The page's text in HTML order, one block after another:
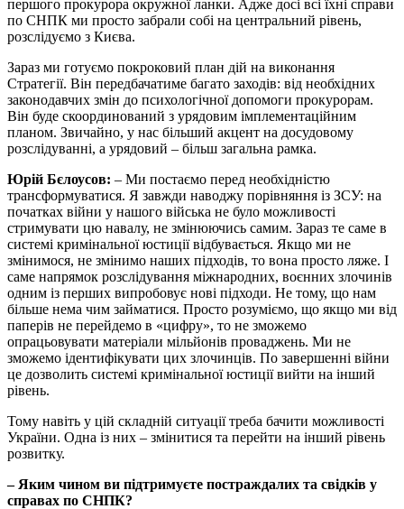
першого прокурора окружної ланки. Адже досі всі їхні справи
по СНПК ми просто забрали собі на центральний рівень,
розслідуємо з Києва.
Зараз ми готуємо покроковий план дій на виконання
Стратегії. Він передбачатиме багато заходів: від необхідних
законодавчих змін до психологічної допомоги прокурорам.
Він буде скоординований з урядовим імплементаційним
планом. Звичайно, у нас більший акцент на досудовому
розслідуванні, а урядовий – більш загальна рамка.
Юрій Бєлоусов: – Ми постаємо перед необхідністю
трансформуватися. Я завжди наводжу порівняння із ЗСУ: на
початках війни у нашого війська не було можливості
стримувати цю навалу, не змінюючись самим. Зараз те саме в
системі кримінальної юстиції відбувається. Якщо ми не
змінимося, не змінимо наших підходів, то вона просто ляже. І
саме напрямок розслідування міжнародних, воєнних злочинів
одним із перших випробовує нові підходи. Не тому, що нам
більше нема чим займатися. Просто розуміємо, що якщо ми від
паперів не перейдемо в «цифру», то не зможемо
опрацьовувати матеріали мільйонів проваджень. Ми не
зможемо ідентифікувати цих злочинців. По завершенні війни
це дозволить системі кримінальної юстиції вийти на інший
рівень.
Тому навіть у цій складній ситуації треба бачити можливості
України. Одна із них – змінитися та перейти на інший рівень
розвитку.
– Яким чином ви підтримуєте постраждалих та свідків у
справах по СНПК?